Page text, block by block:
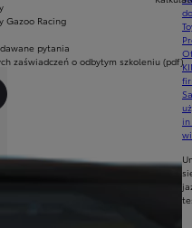
Gazoo Racing
pytania
zaświadczeń o odbytym szkoleniu (pdf)
tryb pełnoekranowy